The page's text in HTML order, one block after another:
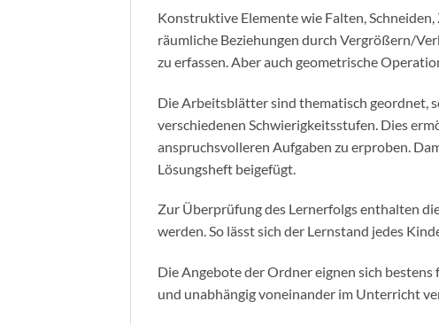
Konstruktive Elemente wie Falten,
räumliche Beziehungen durch Vergrößern/
zu erfassen. Aber auch geometrische
Die Arbeitsblätter sind thematisch geordnet,
verschiedenen Schwierigkeitsstufen. Dies
anspruchsvolleren Aufgaben zu erproben.
Lösungsheft beigefügt.
Zur Überprüfung des Lernerfolgs enthalten
werden. So lässt sich der Lernstand jedes
Die Angebote der Ordner eignen sich
und unabhängig voneinander im Unterricht